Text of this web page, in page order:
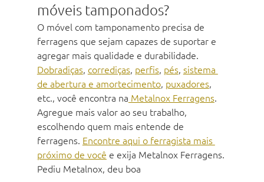
móveis tamponados?
O móvel com tamponamento precisa de
ferragens que sejam capazes de suportar e
agregar mais qualidade e durabilidade.
Dobradiças, corrediças, perfis, pés, sistema
de abertura e amortecimento, puxadores,
etc., você encontra na Metalnox Ferragens.
Agregue mais valor ao seu trabalho,
escolhendo quem mais entende de
ferragens. Encontre aqui o ferragista mais
próximo de você e exija Metalnox Ferragens.
Pediu Metalnox, deu boa